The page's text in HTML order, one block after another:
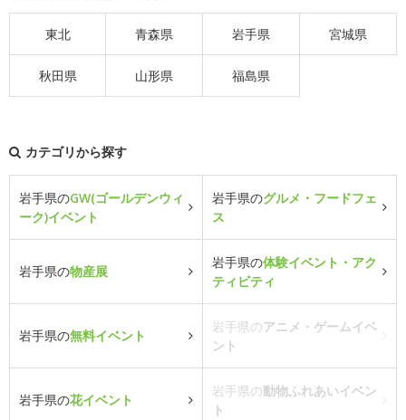
東北 青森県 岩手県 宮城県
秋田県 山形県 福島県
カテゴリから探す
岩手県のGW(ゴールデンウィ
ーク)イベント
岩手県のグルメ・フードフェ
ス
岩手県の物産展
岩手県の体験イベント・アク
ティビティ
岩手県の無料イベント
岩手県のアニメ・ゲームイベ
ント
岩手県の花イベント
岩手県の動物ふれあいイベン
ト